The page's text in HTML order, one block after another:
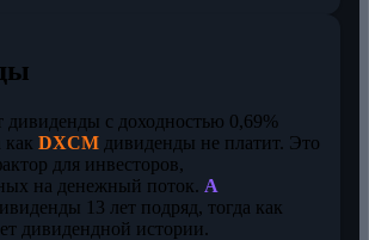
дивиденды с доходностью 0,69%
как DXCM дивиденды не платит. Это
для инвесторов,
на денежный поток. A
13 лет подряд, тогда как
дивидендной истории.